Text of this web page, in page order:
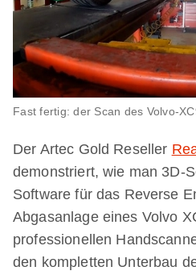
Fast fertig: der Scan des Volvo-
Der Artec Gold Reseller
demonstriert, wie man 3D-
Software für das Reverse
Abgasanlage eines Volvo
professionellen
den kompletten Unterbau